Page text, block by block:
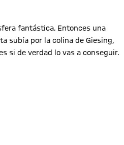
fantástica. Entonces una
subía por la colina de Giesing,
si de verdad lo vas a conseguir.